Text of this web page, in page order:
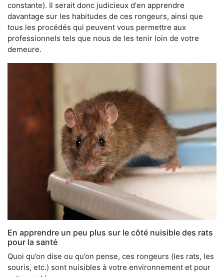
constante). Il serait donc judicieux d'en apprendre
davantage sur les habitudes de ces rongeurs, ainsi que
tous les procédés qui peuvent vous permettre aux
professionnels tels que nous de les tenir loin de votre
demeure.
En apprendre un peu plus sur le côté nuisible des rats
pour la santé
Quoi qu’on dise ou qu’on pense, ces rongeurs (les rats, les
souris, etc.) sont nuisibles à votre environnement et pour